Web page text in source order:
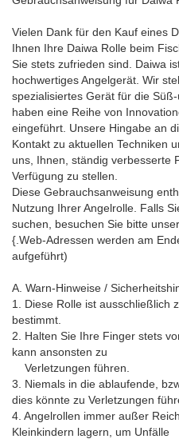
Vielen Dank für den Kauf eines
Ihnen Ihre Daiwa Rolle beim
Sie stets zufrieden sind. Daiwa
hochwertiges Angelgerät. Wir
spezialisiertes Gerät für die
haben eine Reihe von
eingeführt. Unsere Hingabe an
Kontakt zu aktuellen Techniken
uns, Ihnen, ständig verbesserte
Verfügung zu stellen.
Diese Gebrauchsanweisung
Nutzung Ihrer Angelrolle. Falls
suchen, besuchen Sie bitte
{.Web-Adressen werden am
aufgeführt)
A. Warn-Hinweise /
1. Diese Rolle ist ausschließlich
bestimmt.
2. Halten Sie Ihre Finger stets
kann ansonsten zu
Verletzungen führen.
3. Niemals in die ablaufende,
dies könnte zu Verletzungen
4. Angelrollen immer außer
Kleinkindern lagern, um Unfälle